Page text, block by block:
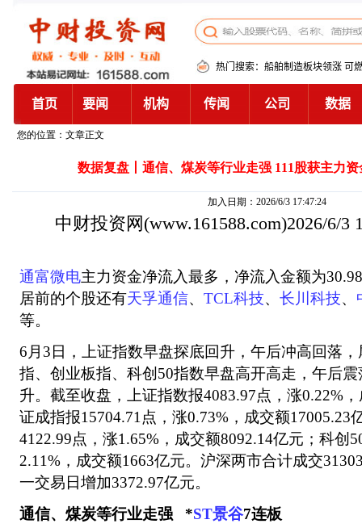
您的位置：文章正文
数据复盘丨通信、煤炭等行业走强 111股获主力
加入日期：2026/6/3 17:47:24
中财投资网 (www.161588.com)2026/6/3
通富微电主力资金净流入最多，净流入金额为
居前的个股还有天孚通信、 TCL科技、 长川科技、
等。
6月3日，上证指数早盘探底回升，午后冲高回落
指、创业板指、科创50指数早盘高开高走，午后
升。截至收盘，上证指数报4083.97点，涨0.22%
证成指报15704.71点，涨0.73%，成交额17005.23
4122.99点，涨1.65%，成交额8092.14亿元；科创
2.11%，成交额1663亿元。沪深两市合计成交
一交易日增加3372.97亿元。
通信、煤炭等行业走强 *ST景谷7连板